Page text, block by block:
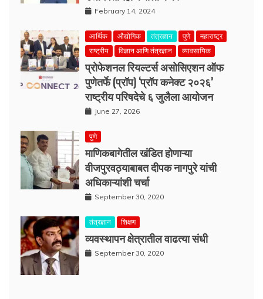
February 14, 2024
आर्थिक औद्योगिक तंत्रज्ञान पुणे
महाराष्ट्र
राष्ट्रीय
विज्ञान आणि तंत्रज्ञान व्यावसायिक
प्रोफेशनल रियल्टर्स असोसिएशन ऑफ
पुणेतर्फे (प्रॉप) ‘प्रॉप कनेक्ट २०२६’
राष्ट्रीय परिषदेचे ६ जुलैला आयोजन
June 27, 2026
पुणे
माणिकबागेतील खंडित होणाऱ्या
वीजपुरवठ्याबाबत दीपक नागपुरे यांची
अधिकाऱ्यांशी चर्चा
September 30, 2020
तंत्रज्ञान शिक्षण
व्यवस्थापन क्षेत्रातील वाढत्या संधी
September 30, 2020